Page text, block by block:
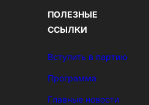
ПОЛЕЗНЫЕ
ССЫЛКИ
Вступить в партию
Программа
Главные новости